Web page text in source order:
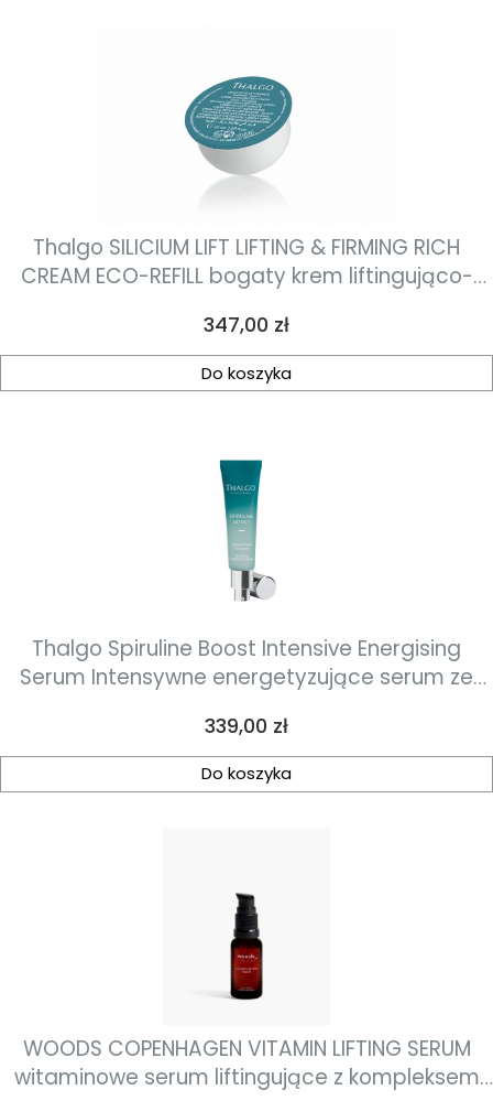
Thalgo SILICIUM LIFT LIFTING & FIRMING RICH
CREAM ECO-REFILL bogaty krem liftingująco-
Cena
347,00 zł
Do koszyka
Thalgo Spiruline Boost Intensive Energising
Serum Intensywne energetyzujące serum ze
Cena
339,00 zł
Do koszyka
WOODS COPENHAGEN VITAMIN LIFTING SERUM
witaminowe serum liftingujące z kompleksem